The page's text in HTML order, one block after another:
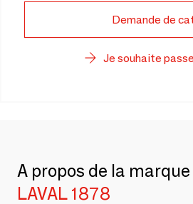
Demande de
Je souhaite
A propos de la marque
LAVAL 1878